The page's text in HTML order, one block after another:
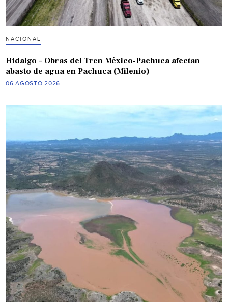
NACIONAL
Hidalgo – Obras del Tren México-Pachuca afectan
abasto de agua en Pachuca (Milenio)
06 AGOSTO 2026